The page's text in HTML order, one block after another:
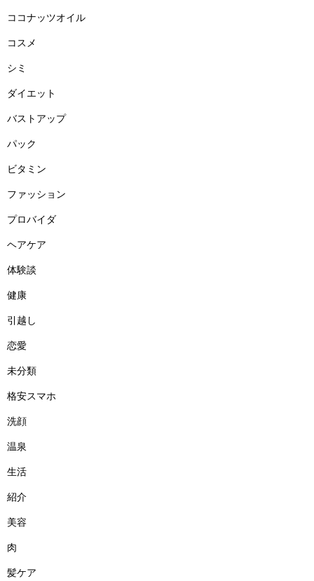
ココナッツオイル
コスメ
シミ
ダイエット
バストアップ
パック
ビタミン
ファッション
プロバイダ
ヘアケア
体験談
健康
引越し
恋愛
未分類
格安スマホ
洗顔
温泉
生活
紹介
美容
肉
髪ケア